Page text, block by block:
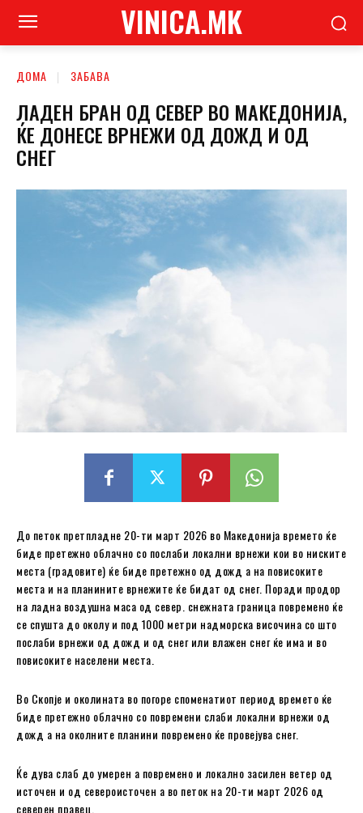
VINICA.MK
ДОМА ЗАБАВА
ЛАДЕН БРАН ОД СЕВЕР ВО МАКЕДОНИЈА,
ЌЕ ДОНЕСЕ ВРНЕЖИ ОД ДОЖД И ОД
СНЕГ
До петок претпладне 20-ти март 2026 во Македонија времето ќе
биде претежно облачно со послаби локални врнежи кои во ниските
места (градовите) ќе биде претежно од дожд а на повисоките
места и на планините врнежите ќе бидат од снег. Поради продор
на ладна воздушна маса од север. снежната граница повремено ќе
се спушта до околу и под 1000 метри надморска височина со што
послаби врнежи од дожд и од снег или влажен снег ќе има и во
повисоките населени места.
Во Скопје и околината во погоре споменатиот период времето ќе
биде претежно облачно со повремени слаби локални врнежи од
дожд а на околните планини повремено ќе провејува снег.
Ќе дува слаб до умерен а повремено и локално засилен ветер од
источен и од североисточен а во петок на 20-ти март 2026 од
северен правец.